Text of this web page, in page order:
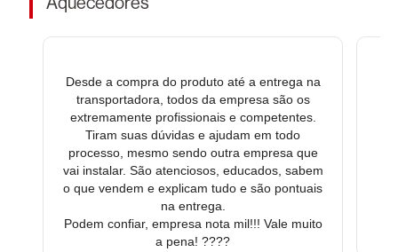
Desde a compra do produto até a entrega na
transportadora, todos da empresa são os
extremamente profissionais e competentes.
Tiram suas dúvidas e ajudam em todo
processo, mesmo sendo outra empresa que
vai instalar. São atenciosos, educados, sabem
o que vendem e explicam tudo e são pontuais
na entrega.
Podem confiar, empresa nota mil!!! Vale muito
a pena! ????